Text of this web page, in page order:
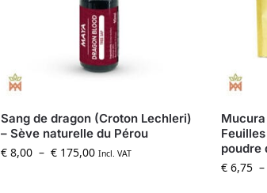
Sang de dragon (Croton Lechleri)
– Sève naturelle du Pérou
€8,00 – €175,00 Incl. VAT
poudre
€ 6,75 –